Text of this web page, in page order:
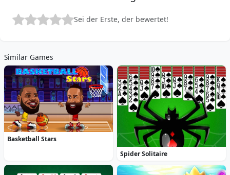
Sei der Erste, der bewertet!
Similar Games
Basketball Stars
Spider Solitaire